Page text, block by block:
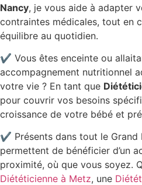
Nancy, je vous aide à adapter
contraintes médicales, tout en
équilibre au quotidien.
✔ Vous êtes enceinte ou
accompagnement nutritionnel
votre vie ? En tant que
pour couvrir vos besoins
croissance de votre bébé et
✔ Présents dans tout le Grand
permettent de bénéficier d’un
proximité, où que vous soyez.
Diététicienne à Metz, une